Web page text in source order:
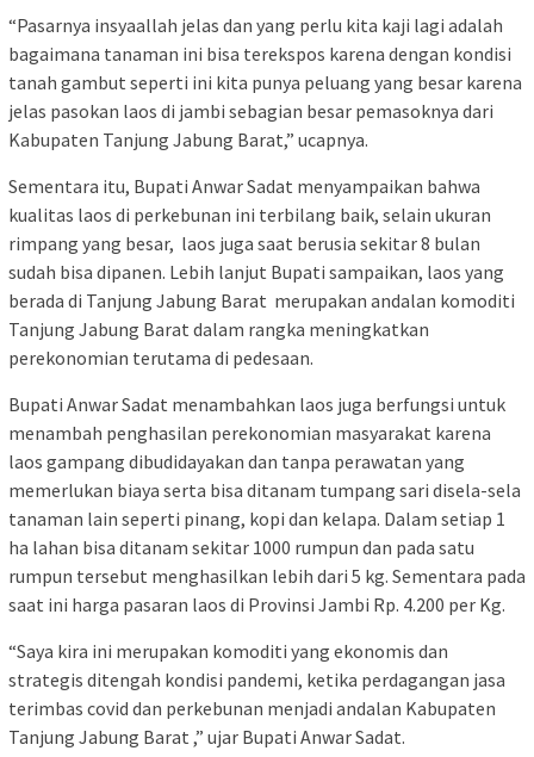
“Pasarnya insyaallah jelas dan yang perlu kita kaji lagi adalah
bagaimana tanaman ini bisa terekspos karena dengan kondisi
tanah gambut seperti ini kita punya peluang yang besar karena
jelas pasokan laos di jambi sebagian besar pemasoknya dari
Kabupaten Tanjung Jabung Barat,” ucapnya.
Sementara itu, Bupati Anwar Sadat menyampaikan bahwa
kualitas laos di perkebunan ini terbilang baik, selain ukuran
rimpang yang besar, laos juga saat berusia sekitar 8 bulan
sudah bisa dipanen. Lebih lanjut Bupati sampaikan, laos yang
berada di Tanjung Jabung Barat merupakan andalan komoditi
Tanjung Jabung Barat dalam rangka meningkatkan
perekonomian terutama di pedesaan.
Bupati Anwar Sadat menambahkan laos juga berfungsi untuk
menambah penghasilan perekonomian masyarakat karena
laos gampang dibudidayakan dan tanpa perawatan yang
memerlukan biaya serta bisa ditanam tumpang sari disela-sela
tanaman lain seperti pinang, kopi dan kelapa. Dalam setiap 1
ha lahan bisa ditanam sekitar 1000 rumpun dan pada satu
rumpun tersebut menghasilkan lebih dari 5 kg. Sementara pada
saat ini harga pasaran laos di Provinsi Jambi Rp. 4.200 per Kg.
“Saya kira ini merupakan komoditi yang ekonomis dan
strategis ditengah kondisi pandemi, ketika perdagangan jasa
terimbas covid dan perkebunan menjadi andalan Kabupaten
Tanjung Jabung Barat ,” ujar Bupati Anwar Sadat.